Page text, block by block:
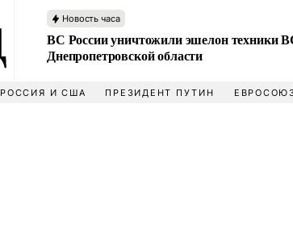
Новость часа
ВС России уничтожили эшелон техники
Днепропетровской области
РОССИЯ И США ПРЕЗИДЕНТ ПУТИН